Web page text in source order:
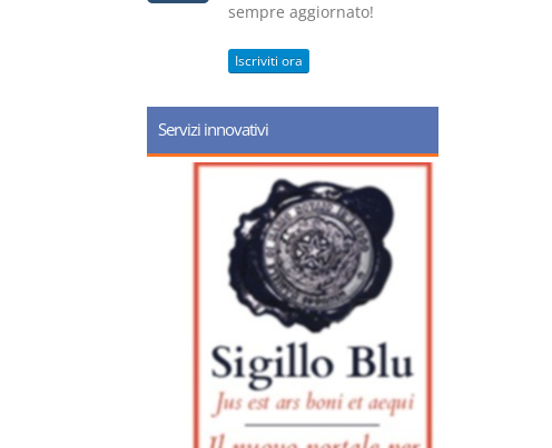
sempre aggiornato!
Iscriviti ora
Servizi innovativi